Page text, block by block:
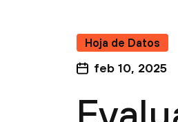
Hoja de Datos
feb 10, 2025